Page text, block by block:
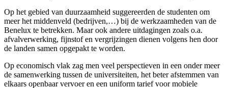
Op het gebied van duurzaamheid suggereerden de studenten om
meer het middenveld (bedrijven,…) bij de werkzaamheden van de
Benelux te betrekken. Maar ook andere uitdagingen zoals o.a.
afvalverwerking, fijnstof en vergrijzingen dienen volgens hen door
de landen samen opgepakt te worden.
Op economisch vlak zag men veel perspectieven in een onder meer
de samenwerking tussen de universiteiten, het beter afstemmen van
elkaars openbaar vervoer en een uniform tarief voor mobiele